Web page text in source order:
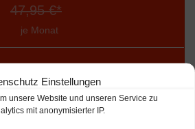
Einstellungen
unsere Website und unseren Service zu
mit anonymisierter IP.
47,95 €*
je Monat
bis 50 MBit/s